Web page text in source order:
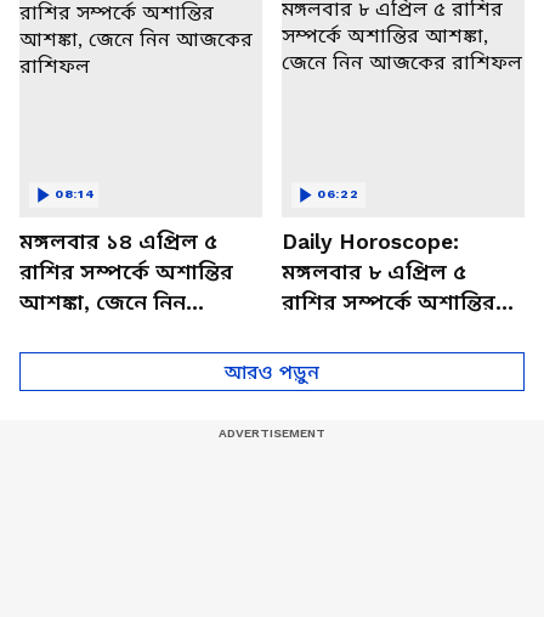
মঙ্গলবার ১৪ এপ্রিল ৫
রাশির সম্পর্কে অশান্তির
আশঙ্কা, জেনে নিন
08:14
Daily Horoscope:
মঙ্গলবার ৮ এপ্রিল ৫
রাশির সম্পর্কে অশান্তির
আজকের রাশিফল
06:22
আরও পড়ুন